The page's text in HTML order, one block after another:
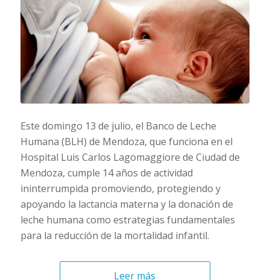
Este domingo 13 de julio, el Banco de Leche
Humana (BLH) de Mendoza, que funciona en el
Hospital Luis Carlos Lagomaggiore de Ciudad de
Mendoza, cumple 14 años de actividad
ininterrumpida promoviendo, protegiendo y
apoyando la lactancia materna y la donación de
leche humana como estrategias fundamentales
para la reducción de la mortalidad infantil.
Leer más